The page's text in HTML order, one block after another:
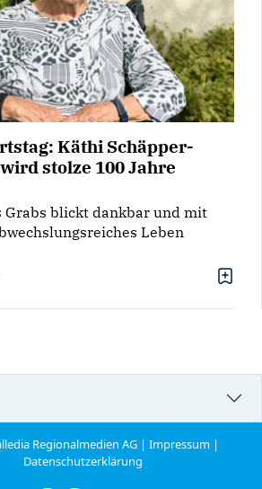
Käthi Schäpper-
stolze 100 Jahre
Grabs blickt dankbar und mit
Leben
Regionalmedien AG |Impressum |
Datenschutzerklärung